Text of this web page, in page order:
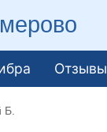
Отзывы
Б.